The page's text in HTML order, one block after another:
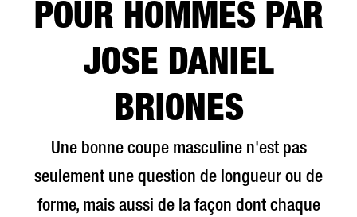
POUR HOMMES PAR
JOSE DANIEL
BRIONES
Une bonne coupe masculine n'est pas
seulement une question de longueur ou de
forme, mais aussi de la façon dont chaque